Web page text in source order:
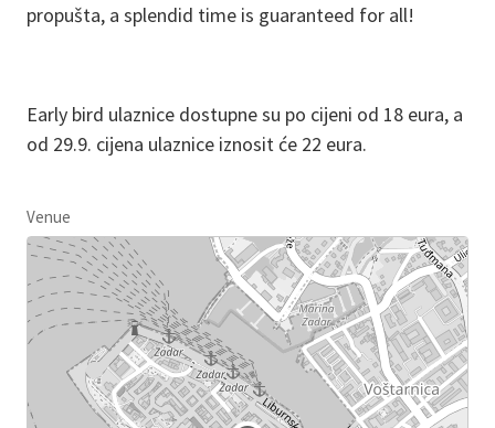
propušta, a splendid time is guaranteed for all!
Early bird ulaznice dostupne su po cijeni od 18 eura, a
od 29.9. cijena ulaznice iznosit će 22 eura.
Venue